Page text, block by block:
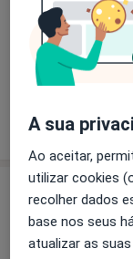
Principais
Diabetes
Doenças Da
Serviços e preços
Primeira
Detalhes
A sua
Ao aceitar,
utilizar cookies
recolher dados
base nos seus
atualizar as